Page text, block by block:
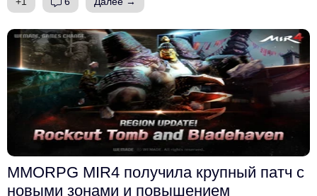
MMORPG MIR4 получила крупный патч с
новыми зонами и повышением